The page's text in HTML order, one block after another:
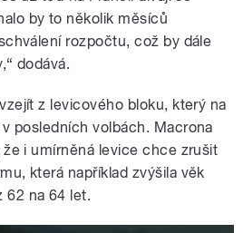
by to několik měsíců
rozpočtu, což by dále
dodává.
z levicového bloku, který na
posledních volbách. Macrona
i umírněná levice chce zrušit
která například zvýšila věk
62 na 64 let.